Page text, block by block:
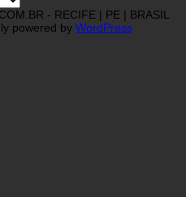
- RECIFE | PE | BRASIL
powered by WordPress